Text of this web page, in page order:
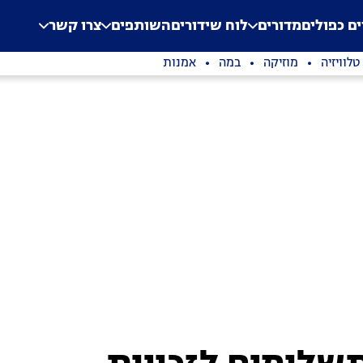
Application error: a
. כפוליםמדורים לוח שידוריםהשותפים צרו קשר
טלוויזיה מוזיקה במה אמנות